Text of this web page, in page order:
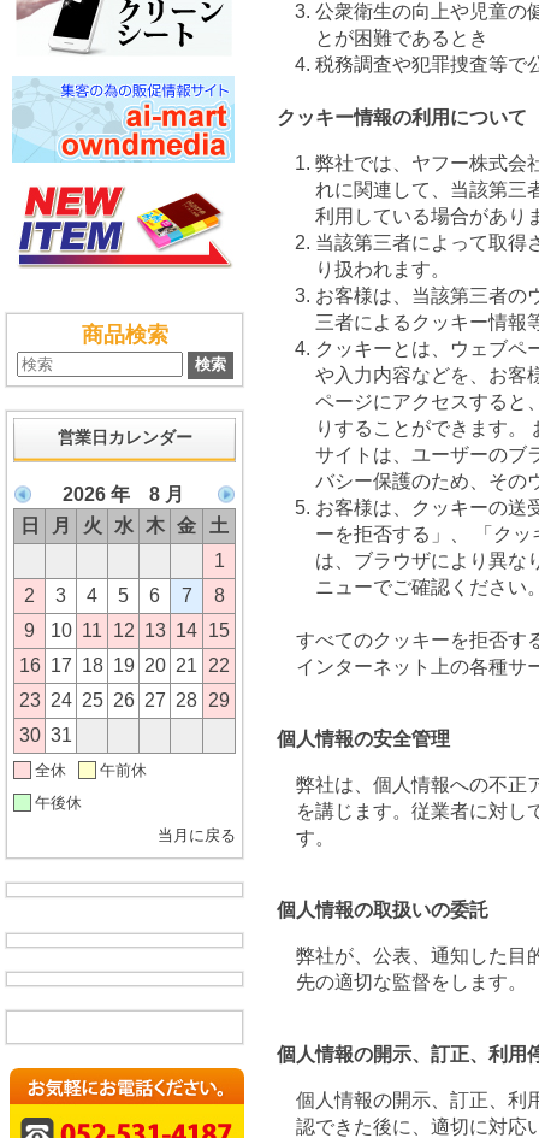
公衆衛生の向上や児童の
とが困難であるとき
税務調査や犯罪捜査等で
クッキー情報の利用について
弊社では、ヤフー株式会
れに関連して、当該第三
利用している場合があり
当該第三者によって取得
り扱われます。
お客様は、当該第三者の
三者によるクッキー情報
クッキーとは、ウェブペ
や入力内容などを、お客
ページにアクセスすると
りすることができます。
サイトは、ユーザーのブ
バシー保護のため、その
お客様は、クッキーの送
ーを拒否する」、 「ク
は、ブラウザにより異な
ニューでご確認ください
すべてのクッキーを拒否す
インターネット上の各種サ
個人情報の安全管理
弊社は、個人情報への不正
を講じます。従業者に対し
す。
個人情報の取扱いの委託
弊社が、公表、通知した目
先の適切な監督をします。
個人情報の開示、訂正、利用
個人情報の開示、訂正、利
認できた後に、適切に対応
商品検索
営業日カレンダー
2026 年 8 月
日
月 火 水 木 金
土
1
2
3 4 5 6 7
8
9
10 11 12 13 14 15
16 17 18 19 20 21
22
23 24 25 26 27 28 29
30 31
全休
午前休
午後休
当月に戻る